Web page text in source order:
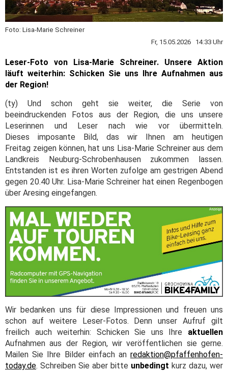
Foto: Lisa-Marie Schreiner
Fr, 15.05.2026 14:33 Uhr
Leser-Foto von Lisa-Marie Schreiner. Unsere Aktion
läuft weiterhin: Schicken Sie uns Ihre Aufnahmen aus
der Region!
(ty) Und schon geht sie weiter, die Serie von
beeindruckenden Fotos aus der Region, die uns unsere
Leserinnen und Leser nach wie vor übermitteln.
Dieses imposante Bild, das wir Ihnen am heutigen
Freitag zeigen können, hat uns Lisa-Marie Schreiner aus dem
Landkreis Neuburg-Schrobenhausen zukommen lassen.
Entstanden ist es ihren Worten zufolge am gestrigen Abend
gegen 20.40 Uhr. Lisa-Marie Schreiner hat einen Regenbogen
über Aresing eingefangen.
Wir bedanken uns für diese Impressionen und freuen uns
schon auf weitere Leser-Fotos. Denn unser Aufruf gilt
freilich auch weiterhin: Schicken Sie uns Ihre aktuellen
Aufnahmen aus der Region, wir veröffentlichen sie gerne.
Mailen Sie Ihre Bilder einfach an redaktion@pfaffenhofen-
today.de. Schreiben Sie aber bitte unbedingt kurz dazu, wer